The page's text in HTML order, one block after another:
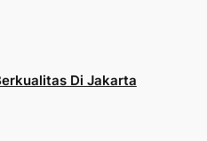
Di Jakarta